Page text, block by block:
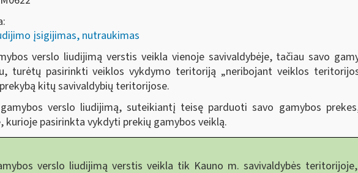
įsigijimas, nutraukimas
verslo liudijimą verstis veikla vienoje savivaldybėje, tačiau savo
turėtų pasirinkti veiklos vykdymo teritoriją „neribojant veiklos
kitų savivaldybių teritorijose.
verslo liudijimą, suteikiantį teisę parduoti savo gamybos
pasirinkta vykdyti prekių gamybos veiklą.
verslo liudijimą verstis veikla tik Kauno m. savivaldybės